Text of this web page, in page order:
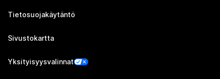
Tietosuojakäytäntö
Sivustokartta
Yksityisyysvalinnat